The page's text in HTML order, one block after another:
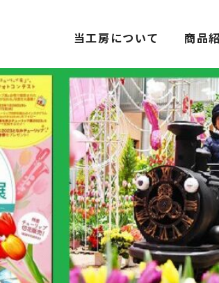
当工房について 商品